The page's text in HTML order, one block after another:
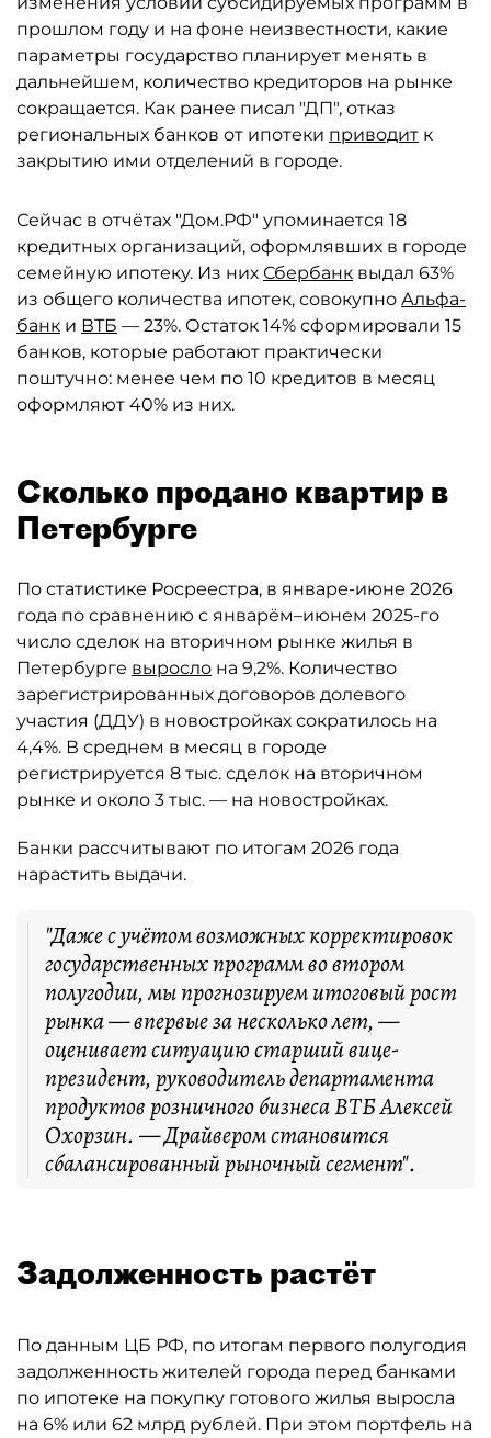
прошлом году и на фоне неизвестности, какие
параметры государство планирует менять в
дальнейшем, количество кредиторов на рынке
сокращается. Как ранее писал "ДП", отказ
региональных банков от ипотеки приводит к
закрытию ими отделений в городе.
Сейчас в отчётах "Дом.РФ" упоминается 18
кредитных организаций, оформлявших в городе
семейную ипотеку. Из них Сбербанк выдал 63%
из общего количества ипотек, совокупно Альфа-
банк и ВТБ — 23%. Остаток 14% сформировали 15
банков, которые работают практически
поштучно: менее чем по 10 кредитов в месяц
оформляют 40% из них.
Сколько продано квартир в
Петербурге
По статистике Росреестра, в январе-июне 2026
года по сравнению с январём–июнем 2025-го
число сделок на вторичном рынке жилья в
Петербурге выросло на 9,2%. Количество
зарегистрированных договоров долевого
участия (ДДУ) в новостройках сократилось на
4,4%. В среднем в месяц в городе
регистрируется 8 тыс. сделок на вторичном
рынке и около 3 тыс. — на новостройках.
Банки рассчитывают по итогам 2026 года
нарастить выдачи.
"Даже с учётом возможных корректировок
государственных программ во втором
полугодии, мы прогнозируем итоговый рост
рынка — впервые за несколько лет, —
оценивает ситуацию старший вице-
президент, руководитель департамента
продуктов розничного бизнеса ВТБ Алексей
Охорзин. — Драйвером становится
сбалансированный рыночный сегмент".
Задолженность растёт
По данным ЦБ РФ, по итогам первого полугодия
задолженность жителей города перед банками
по ипотеке на покупку готового жилья выросла
на 6% или 62 млрд рублей. При этом портфель на